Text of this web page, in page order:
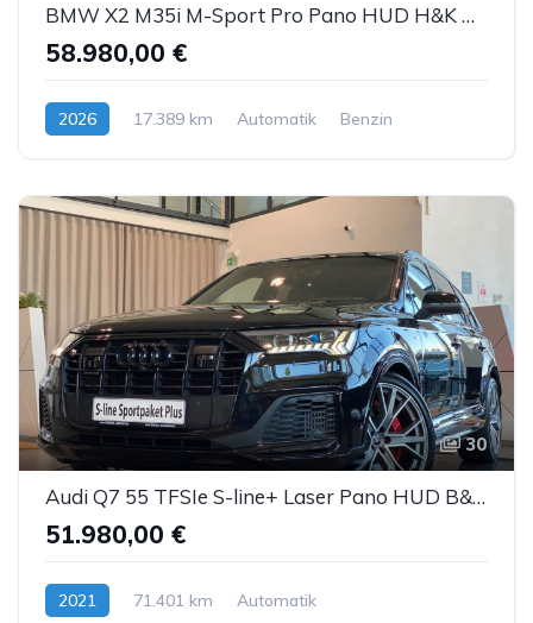
BMW X2 M35i M-Sport Pro Pano HUD H&K AHK ACC 360°
58.980,00 €
2026 17.389 km Automatik Benzin
30
Audi Q7 55 TFSIe S-line+ Laser Pano HUD B&O ACC 22"
51.980,00 €
2021 71.401 km
Automatik